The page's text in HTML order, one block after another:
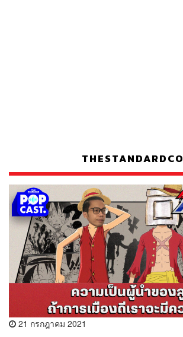
THESTANDARDCO
21 กรกฎาคม 2021